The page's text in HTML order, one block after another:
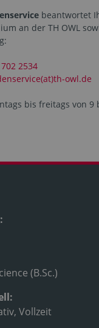
beantwortet
an der TH OWL
2534
owl.de
bis freitags von 9
(B.Sc.)
Vollzeit